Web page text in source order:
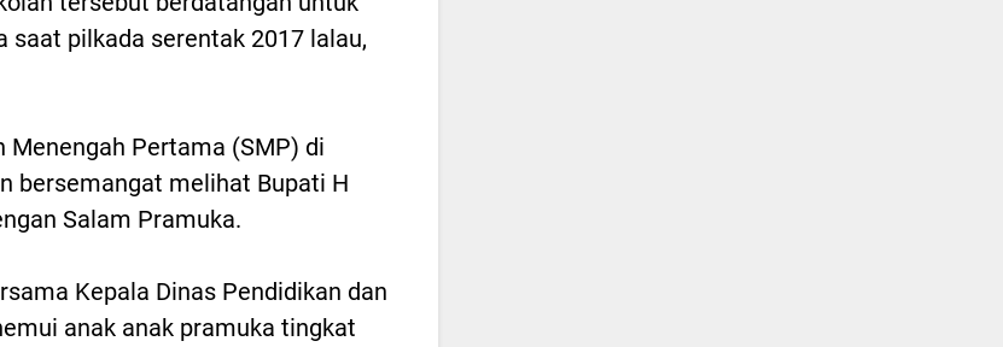
saat pilkada serentak 2017 lalau,
Menengah Pertama (SMP) di
bersemangat melihat Bupati H
Salam Pramuka.
Kepala Dinas Pendidikan dan
anak anak pramuka tingkat